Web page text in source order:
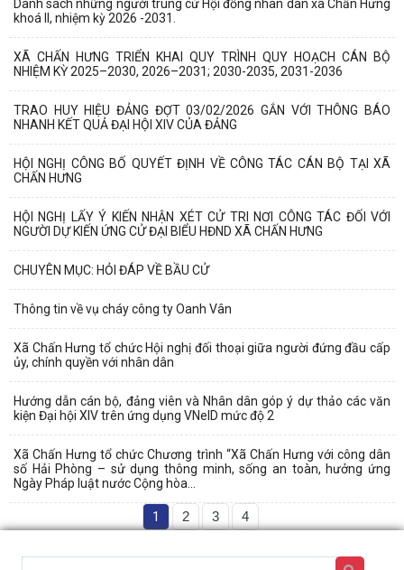
Danh sách những người trúng cử Hội đồng nhân dân xã Chấn Hưng
khoá II, nhiệm kỳ 2026 -2031.
XÃ CHẤN HƯNG TRIỂN KHAI QUY TRÌNH QUY HOẠCH CÁN BỘ
NHIỆM KỲ 2025–2030, 2026–2031; 2030-2035, 2031-2036
TRAO HUY HIỆU ĐẢNG ĐỢT 03/02/2026 GẮN VỚI THÔNG BÁO
NHANH KẾT QUẢ ĐẠI HỘI XIV CỦA ĐẢNG
HỘI NGHỊ CÔNG BỐ QUYẾT ĐỊNH VỀ CÔNG TÁC CÁN BỘ TẠI XÃ
CHẤN HƯNG
HỘI NGHỊ LẤY Ý KIẾN NHẬN XÉT CỬ TRI NƠI CÔNG TÁC ĐỐI VỚI
NGƯỜI DỰ KIẾN ỨNG CỬ ĐẠI BIỂU HĐND XÃ CHẤN HƯNG
CHUYÊN MỤC: HỎI ĐÁP VỀ BẦU CỬ
Thông tin về vụ cháy công ty Oanh Vân
Xã Chấn Hưng tổ chức Hội nghị đối thoại giữa người đứng đầu cấp
ủy, chính quyền với nhân dân
Hướng dẫn cán bộ, đảng viên và Nhân dân góp ý dự thảo các văn
kiện Đại hội XIV trên ứng dụng VNeID mức độ 2
Xã Chấn Hưng tổ chức Chương trình “Xã Chấn Hưng với công dân
số Hải Phòng – sử dụng thông minh, sống an toàn, hưởng ứng
Ngày Pháp luật nước Cộng hòa...
1 2 3 4